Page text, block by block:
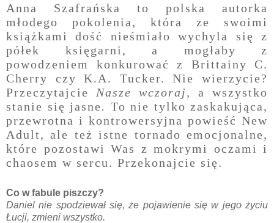
Anna Szafrańska to polska autorka
młodego pokolenia, która ze swoimi
książkami dość nieśmiało wychyla się z
półek księgarni, a mogłaby z
powodzeniem konkurować z Brittainy C.
Cherry czy K.A. Tucker. Nie wierzycie?
Przeczytajcie Nasze wczoraj,
a wszystko
stanie się jasne. To nie tylko zaskakująca,
przewrotna i kontrowersyjna powieść New
Adult, ale też istne tornado emocjonalne,
które pozostawi Was z mokrymi oczami i
chaosem w sercu. Przekonajcie się.
Co w fabule piszczy?
Daniel nie spodziewał się, że pojawienie się w jego życiu
Łucji, zmieni wszystko.